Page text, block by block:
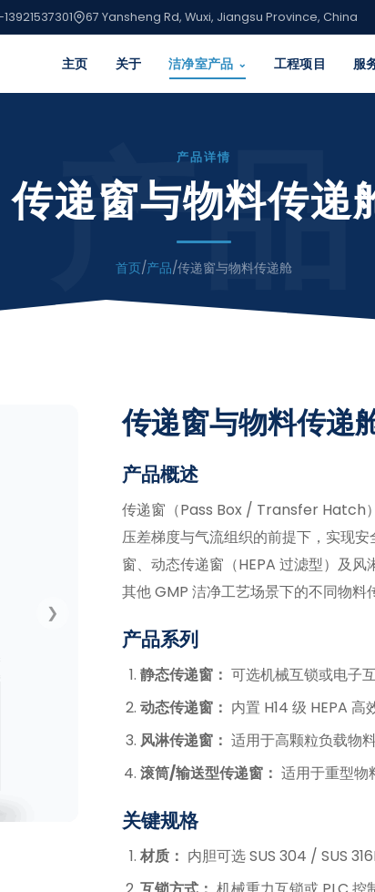
67 Yansheng Rd, Wuxi, Jiangsu Province, China
主页 关于 洁净室产品 ⌄ 工程项目 服
产品
产品详情
传递窗与物料传递
首页/产品/传递窗与物料传递舱
❯
传递窗与物料传递
产品概述
传递窗（Pass Box / Transfer Hatch
压差梯度与气流组织的前提下，实现
窗、动态传递窗（HEPA 过滤型）及
其他 GMP 洁净工艺场景下的不同物料
产品系列
静态传递窗： 可选机械互锁或电子
动态传递窗： 内置 H14 级 HEPA
风淋传递窗： 适用于高颗粒负载物
滚筒/输送型传递窗： 适用于重型物
关键规格
材质： 内胆可选 SUS 304 / SUS